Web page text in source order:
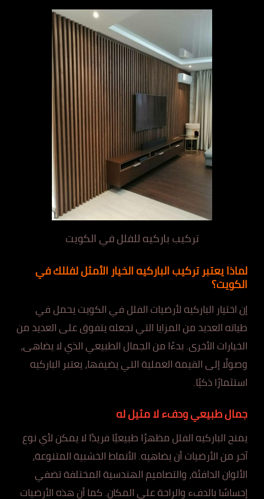
تركيب باركيه للفلل في الكويت
لماذا يعتبر تركيب الباركيه الخيار الأمثل لفللك في
الكويت؟
إن اختيار الباركيه لأرضيات الفلل في الكويت يحمل في
طياته العديد من المزايا التي تجعله يتفوق على العديد من
الخيارات الأخرى. بدءًا من الجمال الطبيعي الذي لا يضاهى،
وصولًا إلى القيمة العملية التي يضيفها، يعتبر الباركيه
استثمارًا ذكيًا.
جمال طبيعي ودفء لا مثيل له
يمنح الباركيه الفلل مظهرًا طبيعيًا فريدًا لا يمكن لأي نوع
آخر من الأرضيات أن يضاهيه. الأنماط الخشبية المتنوعة،
الألوان الدافئة، والتصاميم الهندسية المختلفة تضفي
إحساسًا بالدفء والراحة على المكان. كما أن هذه الأرضيات